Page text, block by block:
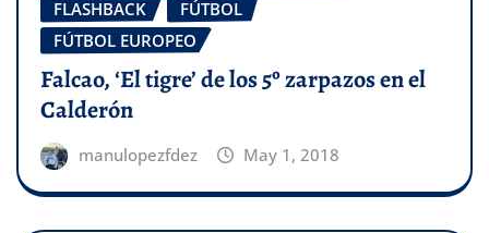
FLASHBACK
FÚTBOL
FÚTBOL EUROPEO
Falcao, ‘El tigre’ de los 5º zarpazos en el
Calderón
manulopezfdez May 1, 2018